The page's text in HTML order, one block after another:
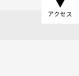
アクセス